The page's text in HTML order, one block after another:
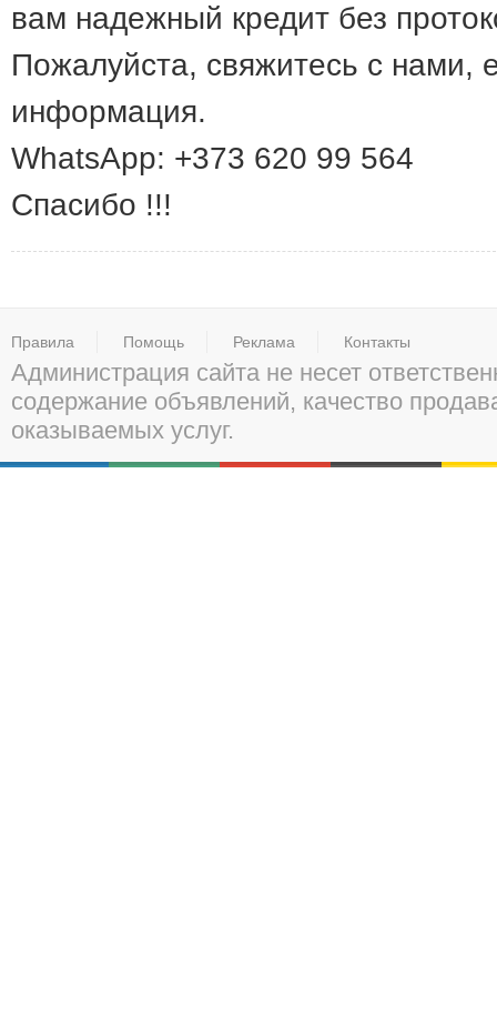
вам надежный кредит без
Пожалуйста, свяжитесь с нами,
информация.
WhatsApp: +373 620 99 564
Спасибо !!!
Правила Помощь Реклама Контакты
Администрация сайта не несет
содержание объявлений, качество
оказываемых услуг.